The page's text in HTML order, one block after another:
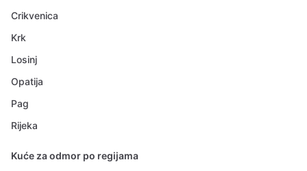
Crikvenica
Krk
Losinj
Opatija
Pag
Rijeka
Kuće za odmor po regijama